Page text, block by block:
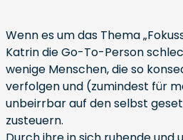
Wenn es um das Thema
Katrin die Go-To-Person
wenige Menschen, die so
verfolgen und (zumindest für
unbeirrbar auf den selbst
zusteuern.